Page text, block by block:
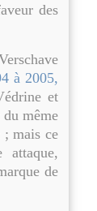
des
à 2005,
et
même
; mais ce
de